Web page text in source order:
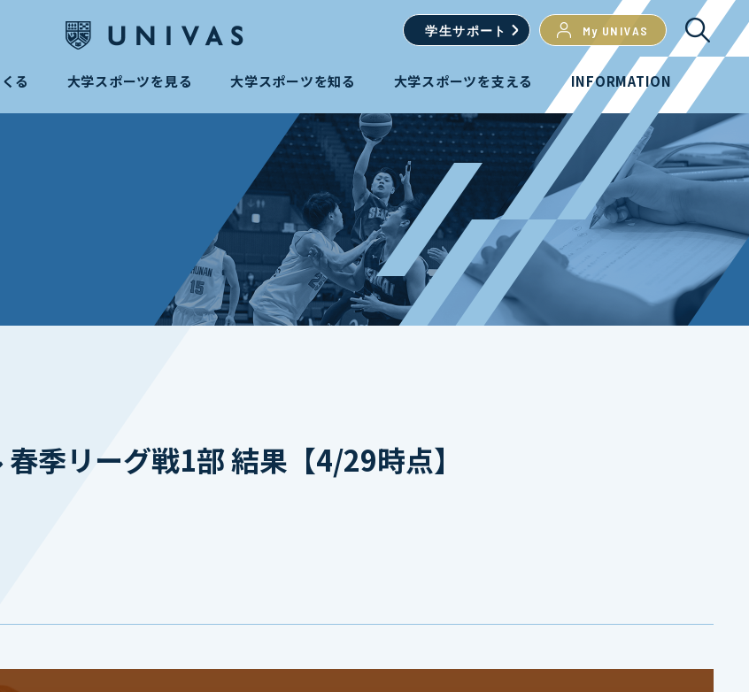
学生サポート My UNIVAS
る 大学スポーツを見る 大学スポーツを知る 大学スポーツを支える INFORMATION
季リーグ戦1部 結果【4/29時点】